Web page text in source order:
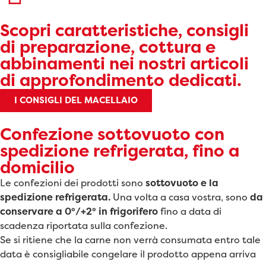
Scopri caratteristiche, consigli
di preparazione, cottura e
abbinamenti nei nostri articoli
di approfondimento dedicati.
I CONSIGLI DEL MACELLAIO
Confezione sottovuoto con
spedizione refrigerata, fino a
domicilio
Le confezioni dei prodotti sono sottovuoto e la
spedizione refrigerata. Una volta a casa vostra, sono da
conservare a 0°/+2° in frigoriferofino a data di
scadenza riportata sulla confezione.
Se si ritiene che la carne non verrà consumata entro tale
data è consigliabile congelare il prodotto appena arriva